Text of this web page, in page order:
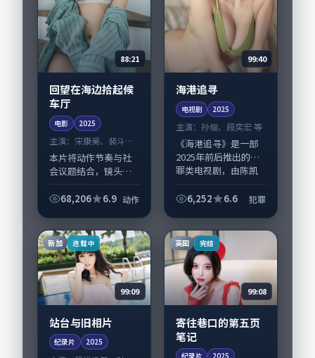
88:21
回望在海边拾起候
车厅
电影 2025
主演： 宋康昊、裴斗娜
等
本片将动作节奏与社
会议题结合，镜头语
《回望在海边拾起候
主线；取景与声音设
计凸显法国城市质
感，...
68,206 6.9 动作
99:40
海港追寻
电视剧 2025
主演：孙俪、段奕宏 等
《海港追寻》是一部
2025年前后推出的犯
罪类电视剧，由陈凯
宏，蒋欣、王凯等演
的抉择与救赎展...
6,252 6.6 犯罪
新加 连载中
99:09
站台与旧相片
纪录片 2025
英国 完结
99:08
寄往巷口的第五页
笔记
纪录片 2025